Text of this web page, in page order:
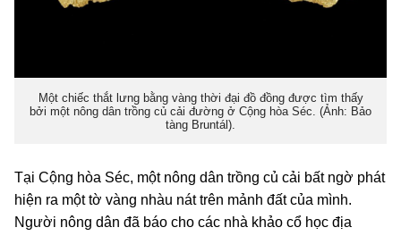
Một chiếc thắt lưng bằng vàng thời đại đồ đồng được tìm thấy
bởi một nông dân trồng củ cải đường ở Cộng hòa Séc. (Ảnh: Bảo
tàng Bruntál).
Tại Cộng hòa Séc, một nông dân trồng củ cải bất ngờ phát
hiện ra một tờ vàng nhàu nát trên mảnh đất của mình.
Người nông dân đã báo cho các nhà khảo cổ học địa